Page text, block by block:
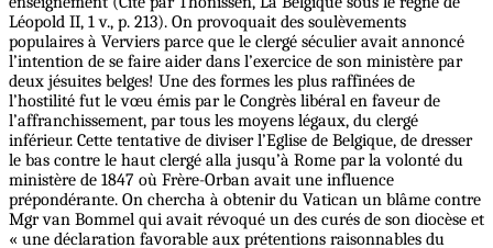
Léopold II, 1 v., p. 213). On provoquait des soulèvements
populaires à Verviers parce que le clergé séculier avait annoncé
l’intention de se faire aider dans l’exercice de son ministère par
deux jésuites belges! Une des formes les plus raffinées de
l’hostilité fut le vœu émis par le Congrès libéral en faveur de
l’affranchissement, par tous les moyens légaux, du clergé
inférieur. Cette tentative de diviser l’Eglise de Belgique, de dresser
le bas contre le haut clergé alla jusqu’à Rome par la volonté du
ministère de 1847 où Frère-Orban avait une influence
prépondérante. On chercha à obtenir du Vatican un blâme contre
Mgr van Bommel qui avait révoqué un des curés de son diocèse et
« une déclaration favorable aux prétentions raisonnables du